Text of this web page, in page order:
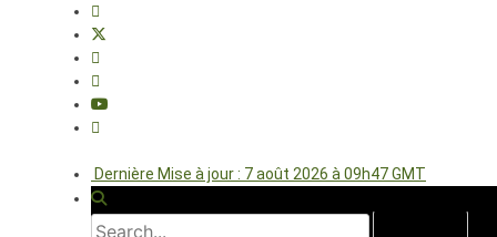
Dernière Mise à jour : 7 août 2026 à 09h47 GMT